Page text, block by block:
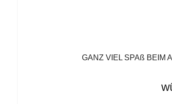
GANZ VIEL SPAß BEIM